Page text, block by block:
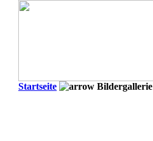
Startseite Bildergallerie